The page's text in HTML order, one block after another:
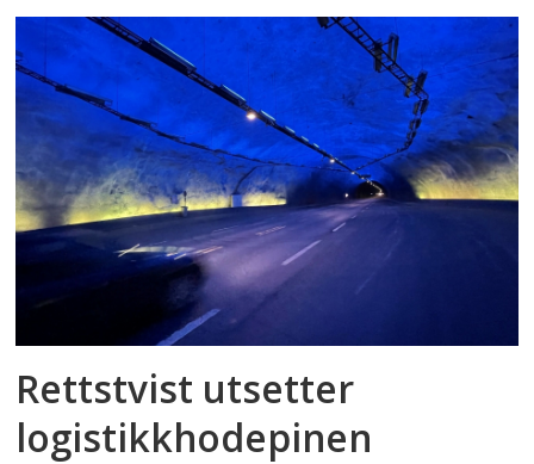
Rettstvist utsetter
logistikkhodepinen